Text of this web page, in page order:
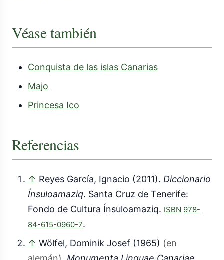
Véase también
Conquista de las islas Canarias
Majo
Princesa Ico
Referencias
↑ Reyes García, Ignacio (2011). Diccionario
Ínsuloamaziq. Santa Cruz de Tenerife:
Fondo de Cultura Ínsuloamaziq. ISBN 978-
84-615-0960-7.
↑ Wölfel, Dominik Josef (1965) (en